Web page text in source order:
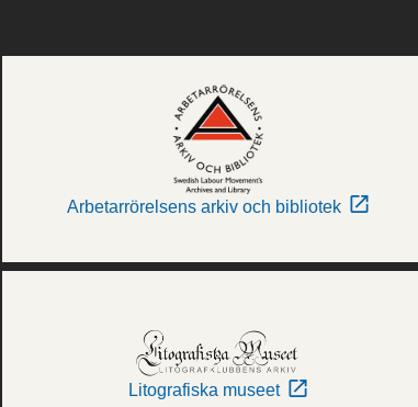
Arbetarrörelsens arkiv och bibliotek
Litografiska museet